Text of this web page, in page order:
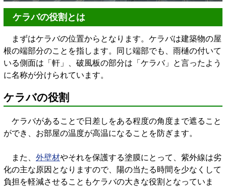
ケラバの役割とは
まずはケラバの位置からとなります。ケラバは建築物の屋
根の端部分のことを指します。同じ端部でも、雨樋の付いて
いる側面は「軒」、破風板の部分は「ケラバ」と言ったよう
に名称が分けられています。
ケラバの役割
ケラバがあることで日差しをある程度の角度まで遮ること
ができ、お部屋の温度が高温になることを防ぎます。
また、 外壁材やそれを保護する塗膜にとって、紫外線は劣
化の主な原因となりますので、陽の当たる時間を少なくして
負担を軽減させることもケラバの大きな役割となっていま